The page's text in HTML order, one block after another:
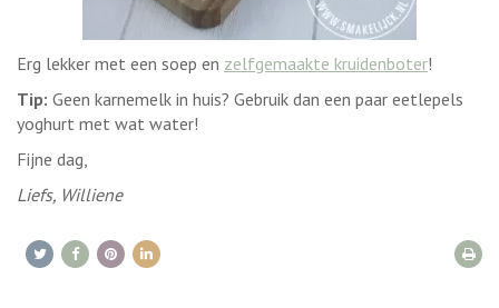
Erg lekker met een soep en zelfgemaakte kruidenboter!
Tip: Geen karnemelk in huis? Gebruik dan een paar eetlepels
yoghurt met wat water!
Fijne dag,
Liefs, Williene